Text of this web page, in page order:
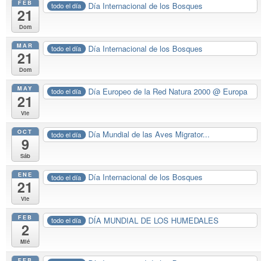
FEB
21
Dom
todo el día Día Internacional de los Bosques
MAR
21
Dom
todo el día Día Internacional de los Bosques
MAY
21
Vie
todo el día Día Europeo de la Red Natura 2000@ Europa
OCT
9
Sáb
todo el día Día Mundial de las Aves Migrator...
ENE
21
Vie
todo el día Día Internacional de los Bosques
FEB
2
Mié
todo el día DÍA MUNDIAL DE LOS HUMEDALES